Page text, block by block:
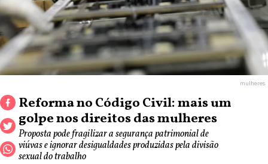
mulheres
Reforma no Código Civil: mais um
golpe nos direitos das mulheres
Proposta pode fragilizar a segurança patrimonial de
viúvas e ignorar desigualdades produzidas pela divisão
sexual do trabalho